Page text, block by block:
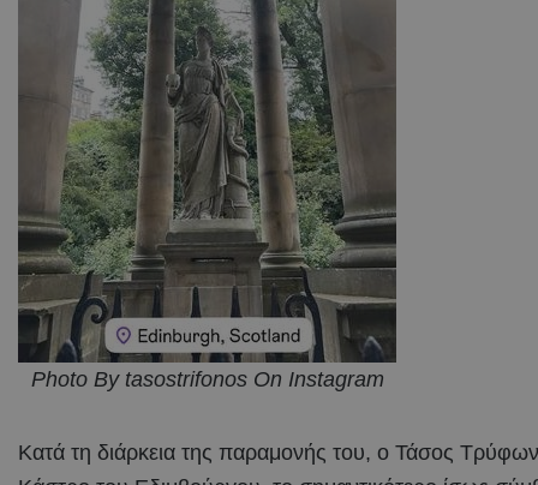
Photo By tasostrifonos On Instagram
Κατά τη διάρκεια της παραμονής του, ο Τάσος